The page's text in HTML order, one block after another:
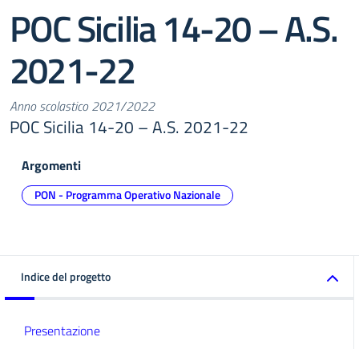
POC Sicilia 14-20 – A.S.
2021-22
Anno scolastico 2021/2022
POC Sicilia 14-20 – A.S. 2021-22
Argomenti
PON - Programma Operativo Nazionale
Indice del progetto
Presentazione